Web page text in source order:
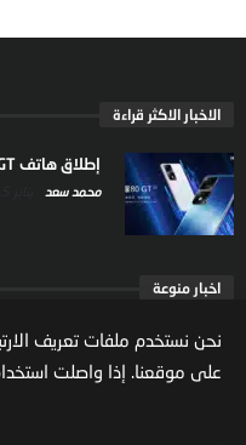
الاخبار الاكثر قراءة
إطلاق هاتف Honor 80 GT وجهاز لوحي جديد
محمد سعد
اخبار منوعة
ارتفاع ملكية
يعكس تنامي
مال واعمال
نحن نستخدم ملفات تعريف
على موقعنا. إذا واصلت